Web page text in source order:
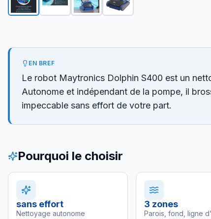
EN BREF
Le robot Maytronics Dolphin S400 est un
Autonome et indépendant de la pompe, il
impeccable sans effort de votre part.
Pourquoi le choisir
sans effort
Nettoyage autonome
3 zones
Parois, fond, ligne